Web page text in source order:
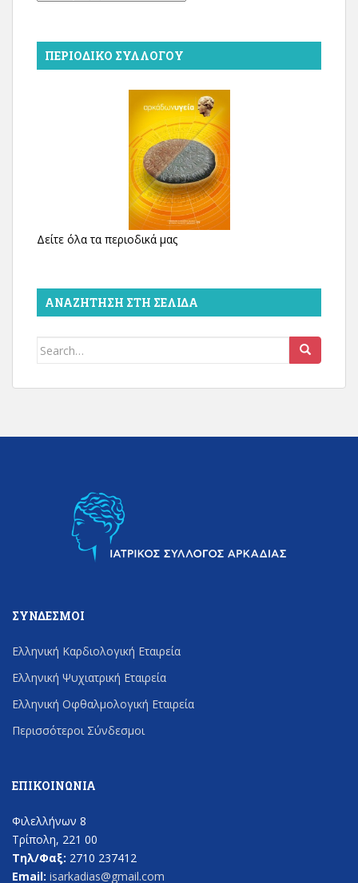
ΠΕΡΙΟΔΙΚΌ ΣΥΛΛΌΓΟΥ
Δείτε όλα τα περιοδικά μας
ΑΝΑΖΉΤΗΣΗ ΣΤΗ ΣΕΛΊΔΑ
Search
ΣΎΝΔΕΣΜΟΙ
Ελληνική Καρδιολογική Εταιρεία
Ελληνική Ψυχιατρική Εταιρεία
Ελληνική Οφθαλμολογική Εταιρεία
Περισσότεροι Σύνδεσμοι
ΕΠΙΚΟΙΝΩΝΊΑ
Φιλελλήνων 8
Τρίπολη, 221 00
Τηλ/Φαξ: 2710 237412
Email: isarkadias@gmail.com